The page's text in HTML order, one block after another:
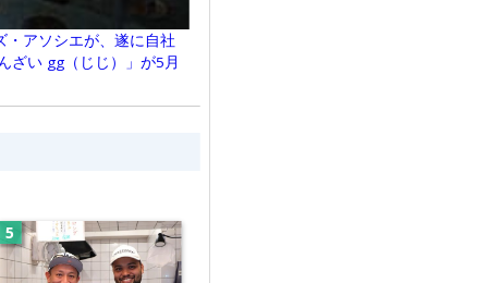
・アソシエが、遂に自社
ざい gg（じじ）」が5月